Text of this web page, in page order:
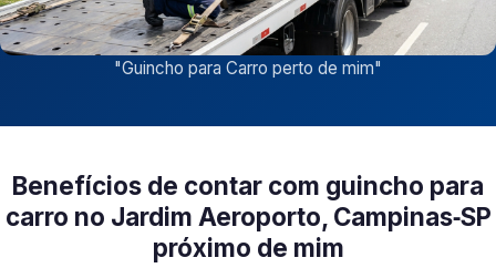
"Guincho para Carro perto de mim"
Benefícios de contar com guincho para
carro no Jardim Aeroporto, Campinas‑SP
próximo de mim